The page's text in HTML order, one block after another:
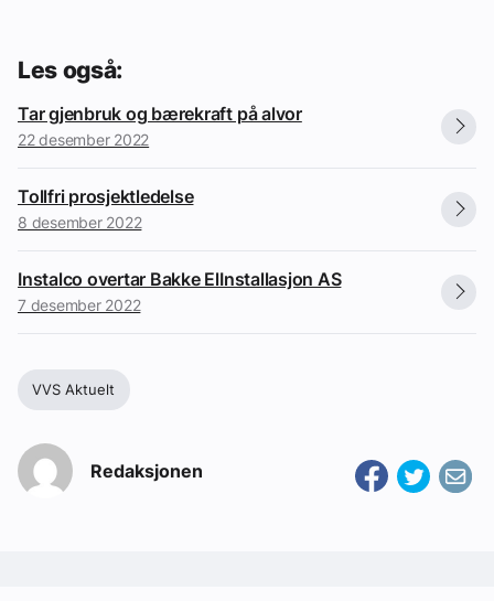
Les også:
Tar gjenbruk og bærekraft på alvor
22 desember 2022
Tollfri prosjektledelse
8 desember 2022
Instalco overtar Bakke ElInstallasjon AS
7 desember 2022
VVS Aktuelt
Redaksjonen